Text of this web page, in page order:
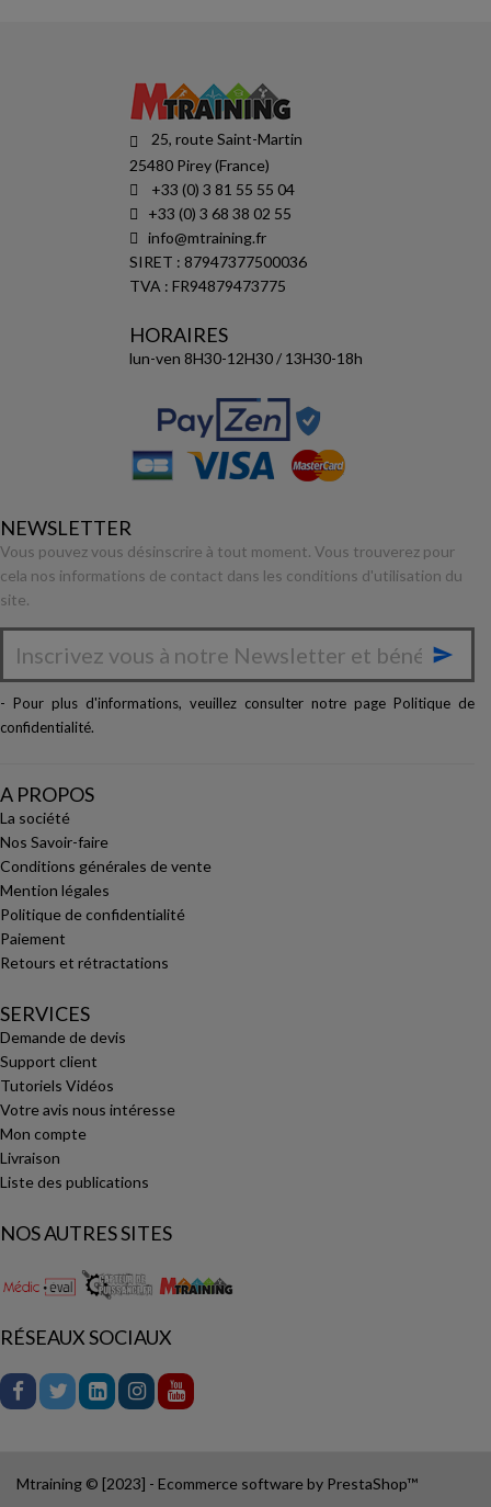
25, route Saint-Martin
25480 Pirey (France)
+33 (0) 3 81 55 55 04
+33 (0) 3 68 38 02 55
info@mtraining.fr
SIRET : 87947377500036
TVA : FR94879473775
HORAIRES
lun-ven 8H30-12H30 / 13H30-18h
NEWSLETTER
Vous pouvez vous désinscrire à tout moment. Vous trouverez pour
cela nos informations de contact dans les conditions d'utilisation du
site.

- Pour plus d'informations, veuillez consulter notre page Politique de
confidentialité.
A PROPOS
La société
Nos Savoir-faire
Conditions générales de vente
Mention légales
Politique de confidentialité
Paiement
Retours et rétractations
SERVICES
Demande de devis
Support client
Tutoriels Vidéos
Votre avis nous intéresse
Mon compte
Livraison
Liste des publications
NOS AUTRES SITES
RÉSEAUX SOCIAUX
Mtraining © [2023] - Ecommerce software by PrestaShop™